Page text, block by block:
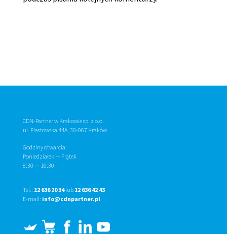
CDN-Partner w Krakowie sp. z o.o.
ul. Piastowska 44A, 30-067 Kraków
Godziny otwarcia:
Poniedziałek — Piątek
8:30 — 16:30
Tel.: 12 636 20 34 lub 12 636 42 43
E-mail: info@cdnpartner.pl